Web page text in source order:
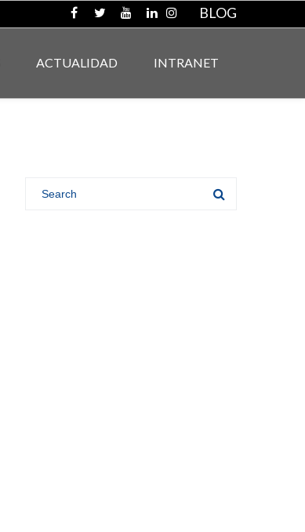
BLOG
ACTUALIDAD INTRANET